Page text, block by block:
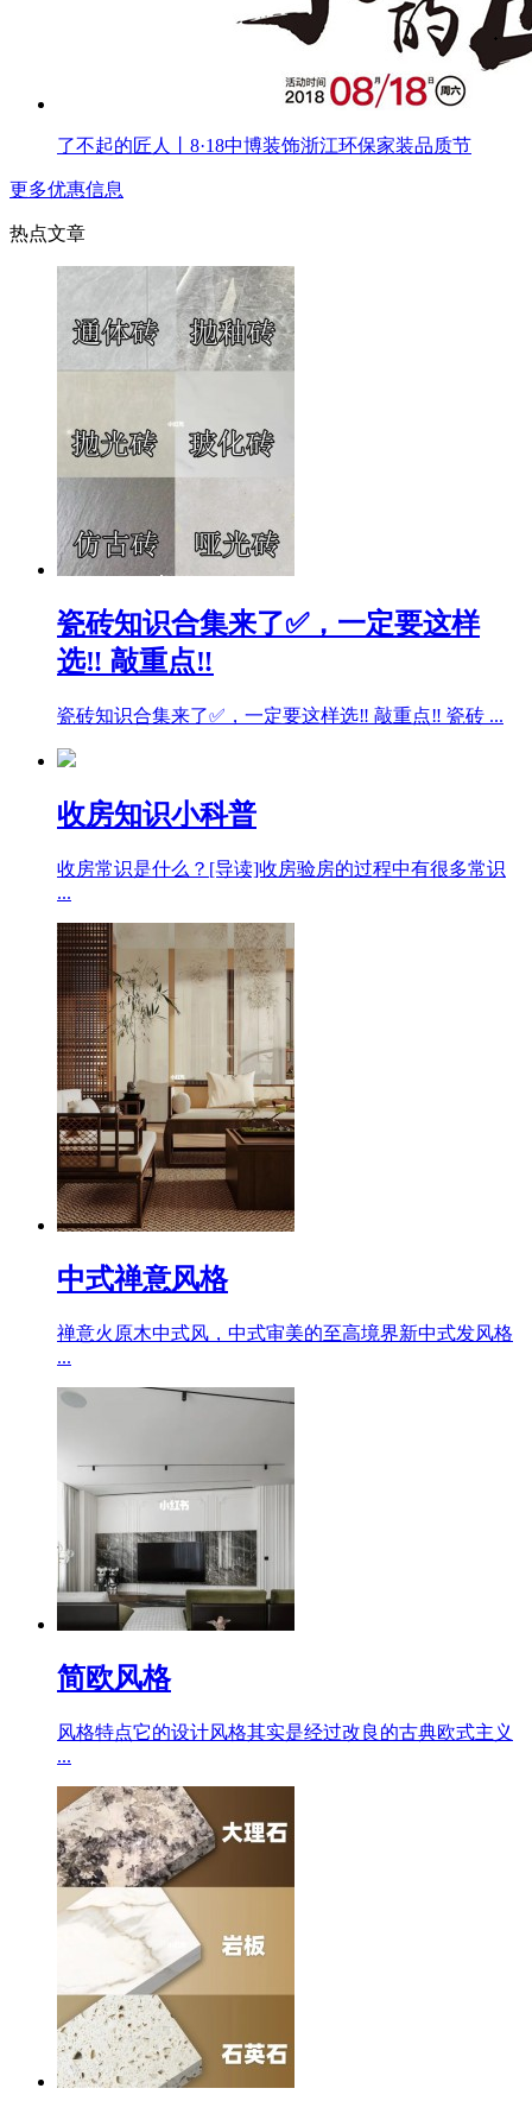
了不起的匠人丨8·18中博装饰浙江环保家装品质节
更多优惠信息
热点文章
瓷砖知识合集来了✅，一定要这样
选‼ 敲重点‼
瓷砖知识合集来了✅，一定要这样选‼ 敲重点‼ 瓷砖 ...
收房知识小科普
收房常识是什么？[导读]收房验房的过程中有很多常识
...
中式禅意风格
禅意火原木中式风，中式审美的至高境界新中式发风格
...
简欧风格
风格特点它的设计风格其实是经过改良的古典欧式主义
...